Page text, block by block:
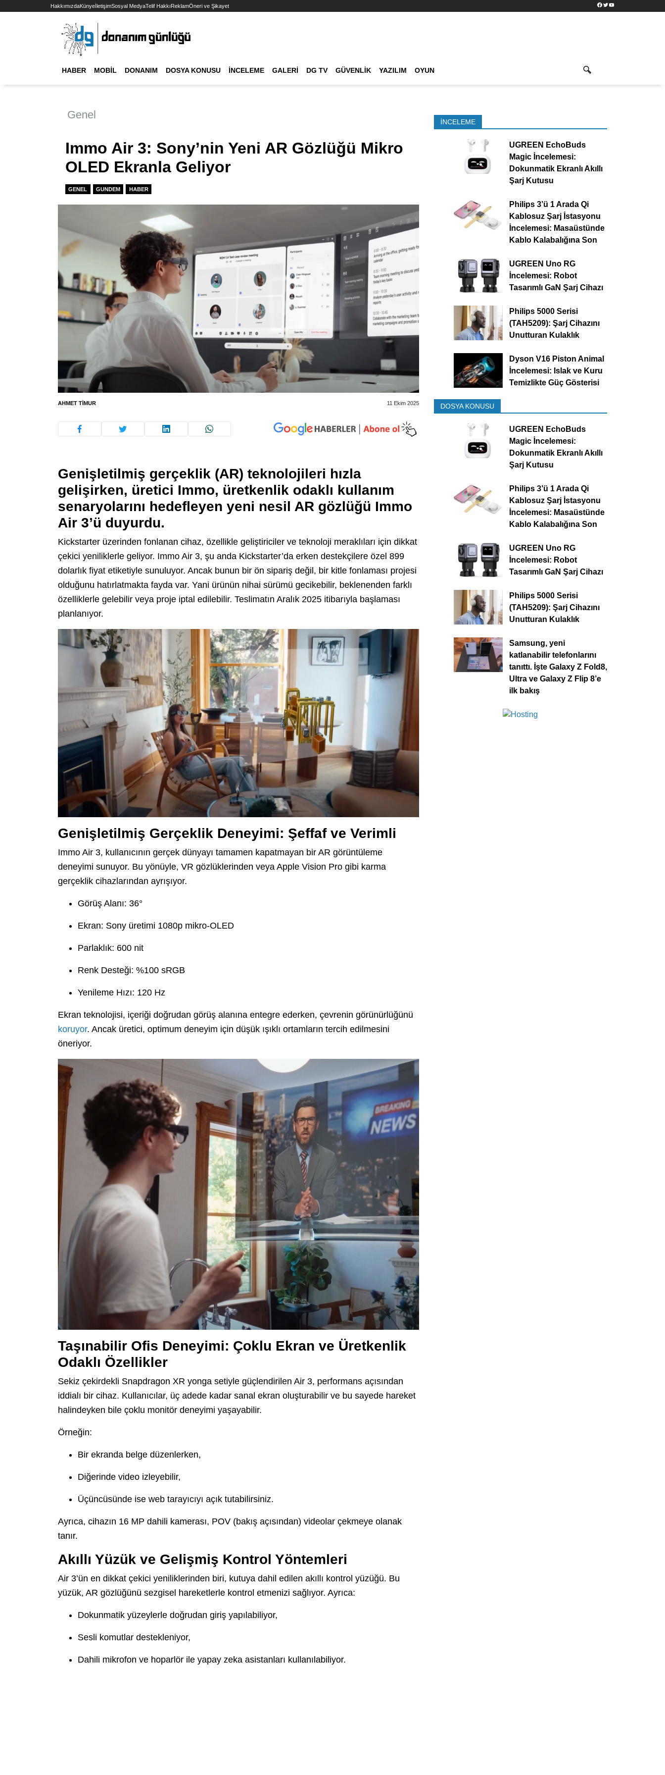
HakkımızdaKünyeİletişimSosyal MedyaTelif HakkıReklamÖneri ve Şikayet Facebook
TwitterYouTube
HABER MOBIL DONANIM DOSYA KONUSU İNCELEME GALERI DG TV GÜVENLIK YAZILIM OYUN
Genel
Immo Air 3: Sony’nin Yeni AR Gözlüğü Mikro
OLED Ekranla Geliyor
GENEL GUNDEM HABER
AHMET TIMUR 11 Ekim 2025
Genişletilmiş gerçeklik (AR) teknolojileri hızla
gelişirken, üretici Immo, üretkenlik odaklı kullanım
senaryolarını hedefleyen yeni nesil AR gözlüğü Immo
Air 3’ü duyurdu.
Kickstarter üzerinden fonlanan cihaz, özellikle geliştiriciler ve teknoloji meraklıları için dikkat
çekici yeniliklerle geliyor. Immo Air 3, şu anda Kickstarter’da erken destekçilere özel 899
dolarlık fiyat etiketiyle sunuluyor. Ancak bunun bir ön sipariş değil, bir kitle fonlaması projesi
olduğunu hatırlatmakta fayda var. Yani ürünün nihai sürümü gecikebilir, beklenenden farklı
özelliklerle gelebilir veya proje iptal edilebilir. Teslimatın Aralık 2025 itibarıyla başlaması
planlanıyor.
Genişletilmiş Gerçeklik Deneyimi: Şeffaf ve Verimli
Immo Air 3, kullanıcının gerçek dünyayı tamamen kapatmayan bir AR görüntüleme
deneyimi sunuyor. Bu yönüyle, VR gözlüklerinden veya Apple Vision Pro gibi karma
gerçeklik cihazlarından ayrışıyor.
Görüş Alanı: 36°
Ekran: Sony üretimi 1080p mikro-OLED
Parlaklık: 600 nit
Renk Desteği: %100 sRGB
Yenileme Hızı: 120 Hz
Ekran teknolojisi, içeriği doğrudan görüş alanına entegre ederken, çevrenin görünürlüğünü
koruyor. Ancak üretici, optimum deneyim için düşük ışıklı ortamların tercih edilmesini
öneriyor.
Taşınabilir Ofis Deneyimi: Çoklu Ekran ve Üretkenlik
Odaklı Özellikler
Sekiz çekirdekli Snapdragon XR yonga setiyle güçlendirilen Air 3, performans açısından
iddialı bir cihaz. Kullanıcılar, üç adede kadar sanal ekran oluşturabilir ve bu sayede hareket
halindeyken bile çoklu monitör deneyimi yaşayabilir.
Örneğin:
Bir ekranda belge düzenlerken,
Diğerinde video izleyebilir,
Üçüncüsünde ise web tarayıcıyı açık tutabilirsiniz.
Ayrıca, cihazın 16 MP dahili kamerası, POV (bakış açısından) videolar çekmeye olanak
tanır.
Akıllı Yüzük ve Gelişmiş Kontrol Yöntemleri
Air 3’ün en dikkat çekici yeniliklerinden biri, kutuya dahil edilen akıllı kontrol yüzüğü. Bu
yüzük, AR gözlüğünü sezgisel hareketlerle kontrol etmenizi sağlıyor. Ayrıca:
Dokunmatik yüzeylerle doğrudan giriş yapılabiliyor,
Sesli komutlar destekleniyor,
Dahili mikrofon ve hoparlör ile yapay zeka asistanları kullanılabiliyor.
İNCELEME
UGREEN EchoBuds
Magic İncelemesi:
Dokunmatik Ekranlı Akıllı
Şarj Kutusu
Philips 3’ü 1 Arada Qi
Kablosuz Şarj İstasyonu
İncelemesi: Masaüstünde
Kablo Kalabalığına Son
UGREEN Uno RG
İncelemesi: Robot
Tasarımlı GaN Şarj Cihazı
Philips 5000 Serisi
(TAH5209): Şarj Cihazını
Unutturan Kulaklık
Dyson V16 Piston Animal
İncelemesi: Islak ve Kuru
Temizlikte Güç Gösterisi
DOSYA KONUSU
UGREEN EchoBuds
Magic İncelemesi:
Dokunmatik Ekranlı Akıllı
Şarj Kutusu
Philips 3’ü 1 Arada Qi
Kablosuz Şarj İstasyonu
İncelemesi: Masaüstünde
Kablo Kalabalığına Son
UGREEN Uno RG
İncelemesi: Robot
Tasarımlı GaN Şarj Cihazı
Philips 5000 Serisi
(TAH5209): Şarj Cihazını
Unutturan Kulaklık
Samsung, yeni
katlanabilir telefonlarını
tanıttı. İşte Galaxy Z Fold8,
Ultra ve Galaxy Z Flip 8’e
ilk bakış